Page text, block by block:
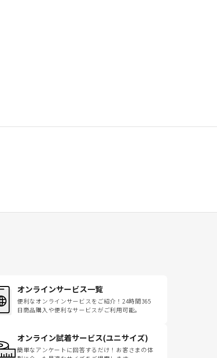
オンラインサービス一覧
便利なオンラインサービスをご紹介！24時間365
日商品購入や便利なサービスがご利用可能。
オンライン試着サービス(ユニサイズ)
簡単なアンケートに回答するだけ！お客さまの体